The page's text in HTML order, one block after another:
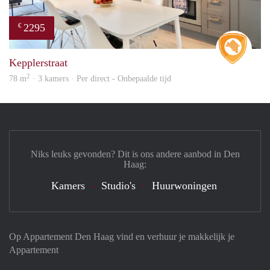
€ 2295
Kepplerstraat
78 m2 · 3 kamers · Per direct - Onbepaalde tijd
Op Appartement Den Haag vind en verhuur je makkelijk je
Appartement
Niks leuks gevonden? Dit is ons andere aanbod in Den
Haag:
Kamers Studio's Huurwoningen